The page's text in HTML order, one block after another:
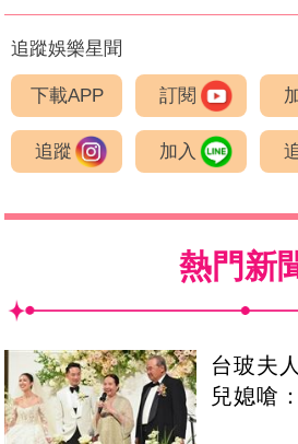
追蹤娛樂星聞
下載APP 訂閱
追蹤 加入
熱門新
台玻夫
兒媳嗆